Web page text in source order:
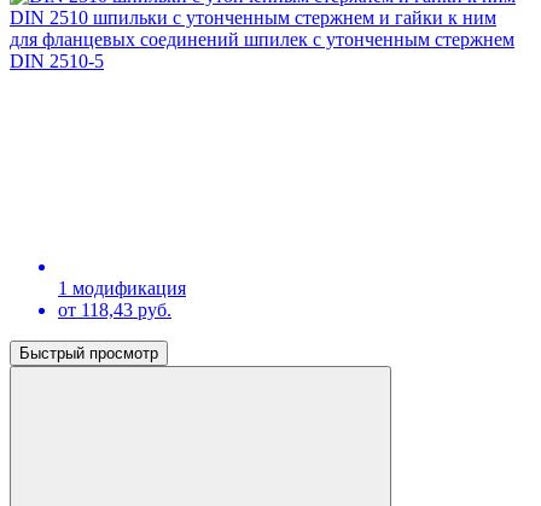
DIN 2510 шпильки с утонченным стержнем и гайки к ним
для фланцевых соединений шпилек с утонченным стержнем
DIN 2510-5
1 модификация
от 118,43 руб.
Быстрый просмотр